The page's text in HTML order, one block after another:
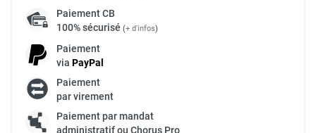
PaiementCB
100% sécurisé (+ d'infos)
Paiement
via PayPal
Paiement
par virement
Paiement par mandat
administratif ou Chorus Pro